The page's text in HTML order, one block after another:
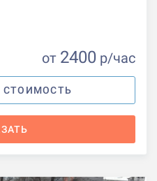
от 2400 р/час
СТОИМОСТЬ